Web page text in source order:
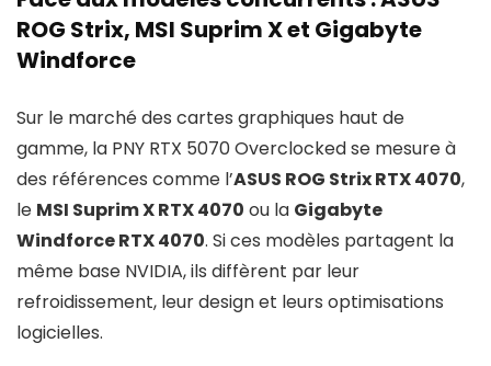
ROG Strix, MSI Suprim X et Gigabyte
Windforce
Sur le marché des cartes graphiques haut de
gamme, la PNY RTX 5070 Overclocked se mesure à
des références comme l’ASUS ROG Strix RTX 4070,
le MSI Suprim X RTX 4070 ou la Gigabyte
Windforce RTX 4070. Si ces modèles partagent la
même base NVIDIA, ils diffèrent par leur
refroidissement, leur design et leurs optimisations
logicielles.